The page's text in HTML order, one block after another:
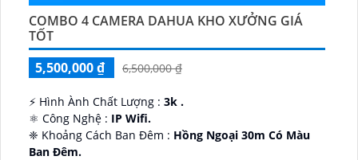
COMBO 4 CAMERA DAHUA KHO XƯỞNG GIÁ
TỐT
5,500,000 ₫
6,500,000 ₫
️⚡ Hình Ành Chất Lượng : 3k .
⚛️ Công Nghệ : IP Wifi.
❈ Khoảng Cách Ban Đêm : Hồng Ngoại 30m Có Màu
Ban Ðêm.